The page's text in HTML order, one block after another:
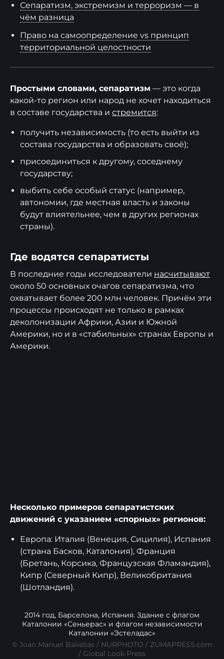
Сепаратизм, экстремизм и терроризм — в
чём разница
Право на самоопределение vs принцип
территориальной целостности
Простыми словами, сепаратизм — это когда
какой-то регион или народ не хочет находиться
в составе государства и стремится:
получить независимость (то есть выйти из
состава государства и образовать своё);
присоединиться к другому, соседнему
государству;
выбить себе особый статус (например,
автономии, где местная власть и законы
будут влиятельнее, чем в других регионах
страны).
Где водятся сепаратисты
В последние годы исследователи насчитывают
около 50 основных очагов сепаратизма, что
охватывает более 200 млн человек. Причём эти
процессы происходят не только в рамках
деколонизации Африки, Азии и Южной
Америки, но и в «стабильных» странах Европы и
Америки.
Несколько примеров сепаратистских
движений с указанием «спорных» регионов:
Европа: Италия (Венеция, Сицилия), Испания
(страна Басков, Каталония), Франция
(Бретань, Корсика, Французская Фламандия),
Кипр (Северный Кипр), Великобритания
(Шотландия).
2014 год, Барселона, Испания. Здание с флагом
Каталонии «Сеньерас» и флагом независимости
Каталонии «Эстеладас»
© Joan Manuel Baliellas / NURPHOTO / ZUMAPRESS.com
/ Global Look Press